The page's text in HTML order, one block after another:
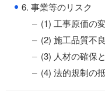
● 6. 事業等のリスク
(1) 工事原価の
(2) 施工品質不
(3) 人材の確保
(4) 法的規制の